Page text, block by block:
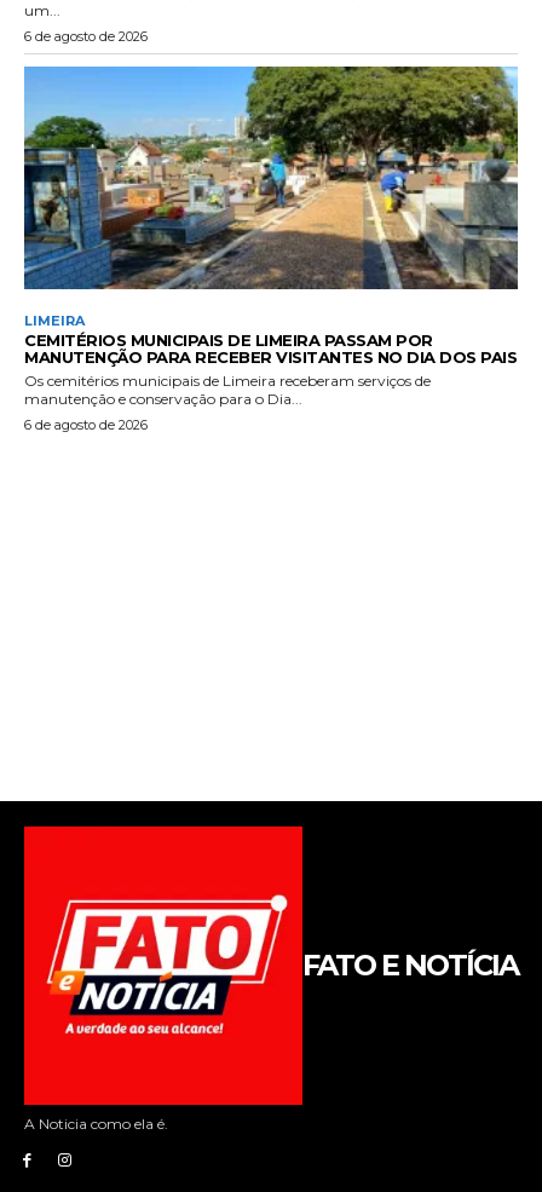
FATO E NOTÍCIA
A Noticia como ela é.